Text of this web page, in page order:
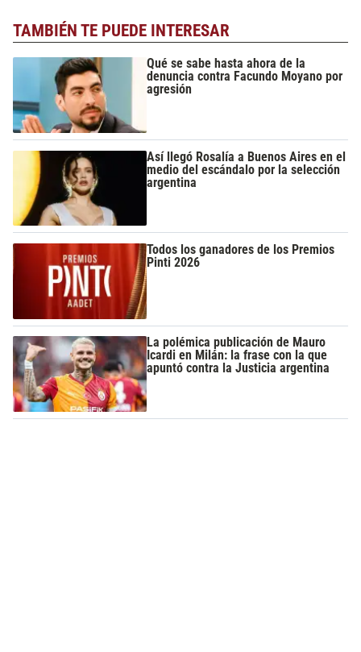
TAMBIÉN TE PUEDE INTERESAR
Qué se sabe hasta ahora de la
denuncia contra Facundo Moyano por
agresión
Así llegó Rosalía a Buenos Aires en el
medio del escándalo por la selección
argentina
Todos los ganadores de los Premios
Pinti 2026
La polémica publicación de Mauro
Icardi en Milán: la frase con la que
apuntó contra la Justicia argentina